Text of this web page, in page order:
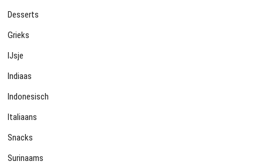
Desserts
Grieks
IJsje
Indiaas
Indonesisch
Italiaans
Snacks
Surinaams